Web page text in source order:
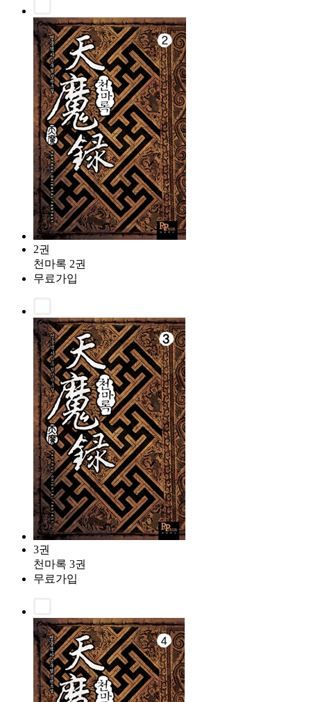
2권
천마록 2권
무료가입
3권
천마록 3권
무료가입